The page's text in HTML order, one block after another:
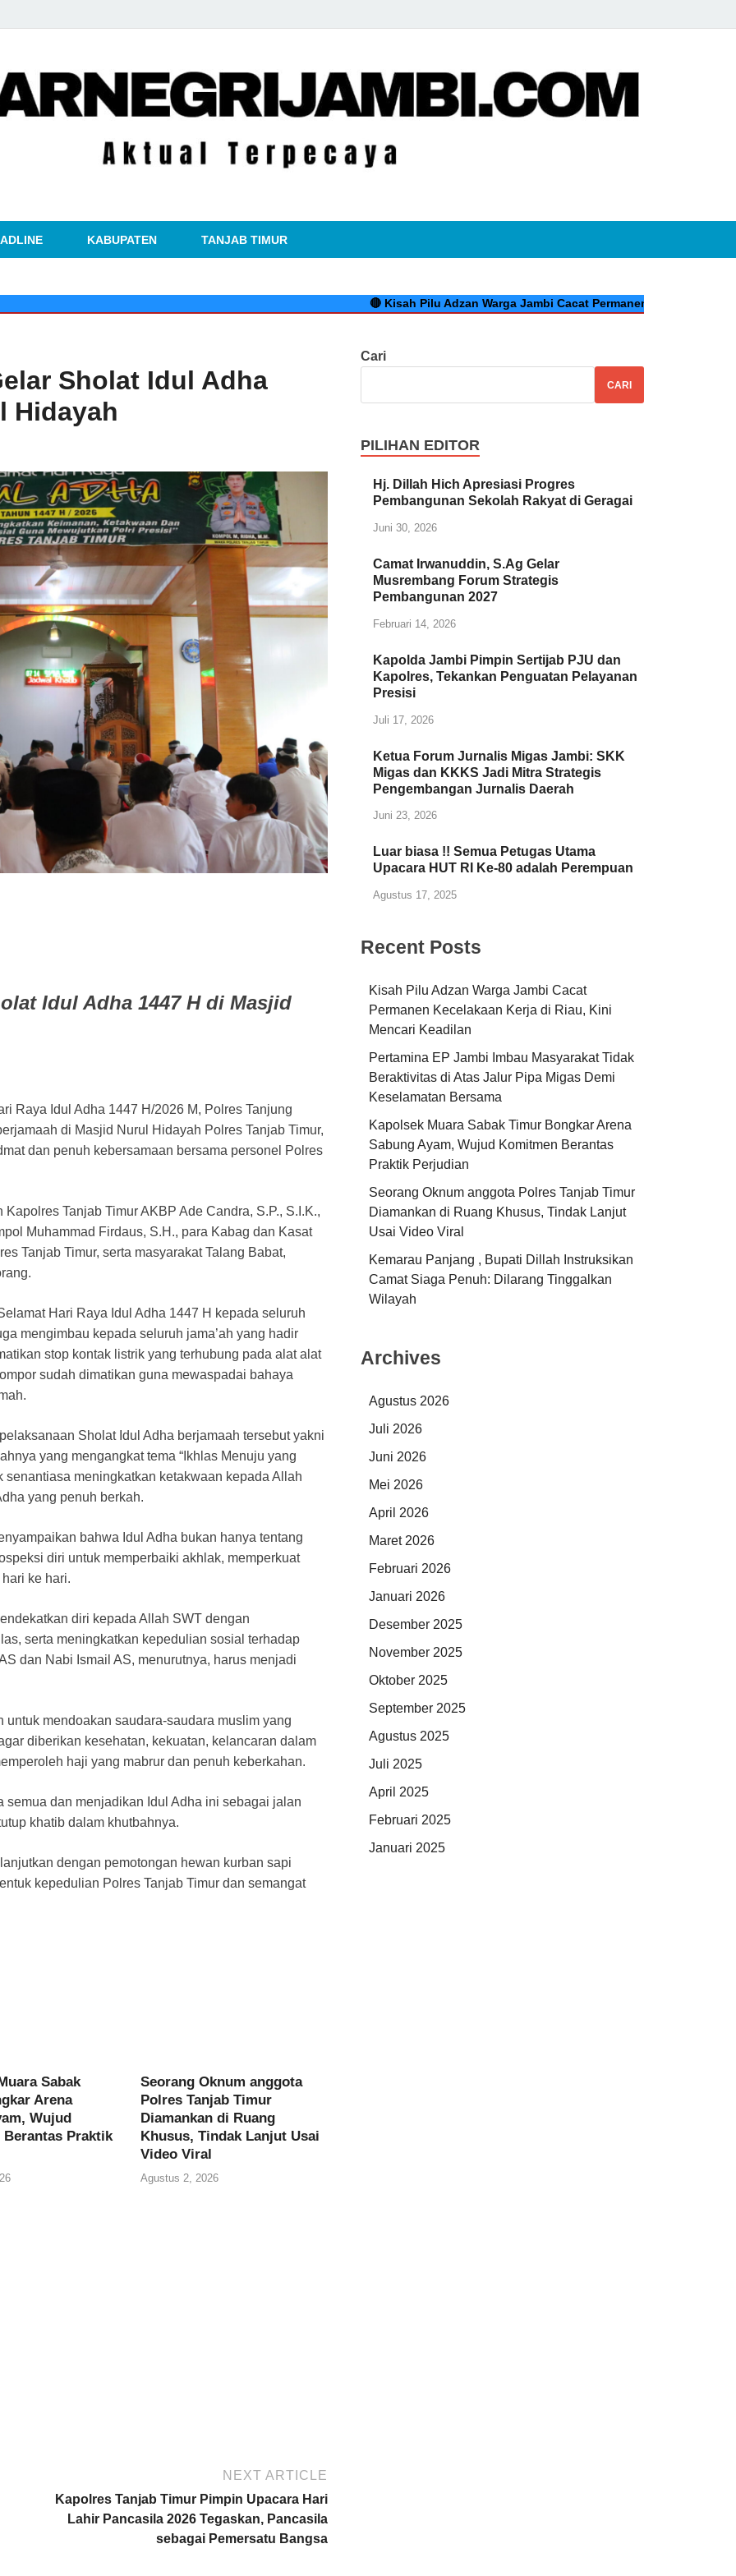
kabarnegrijambi.com
KABUPATEN TANJAB TIMUR
Kisah Pilu Adzan Warga Jambi Cacat Permanen Kecelakaan Kerja di
Sholat Idul Adha
Hidayah
Idul Adha 1447 H di Masjid
Raya Idul Adha 1447 H/2026 M, Polres Tanjung
di Masjid Nurul Hidayah Polres Tanjab Timur,
dan penuh kebersamaan bersama personel Polres
Tanjab Timur AKBP Ade Candra, S.P., S.I.K.,
Muhammad Firdaus, S.H., para Kabag dan Kasat
Tanjab Timur, serta masyarakat Talang Babat,
Hari Raya Idul Adha 1447 H kepada seluruh
mengimbau kepada seluruh jama’ah yang hadir
stop kontak listrik yang terhubung pada alat alat
sudah dimatikan guna mewaspadai bahaya
Sholat Idul Adha berjamaah tersebut yakni
yang mengangkat tema “Ikhlas Menuju yang
meningkatkan ketakwaan kepada Allah
yang penuh berkah.
bahwa Idul Adha bukan hanya tentang
diri untuk memperbaiki akhlak, memperkuat
ke hari.
diri kepada Allah SWT dengan
serta meningkatkan kepedulian sosial terhadap
dan Nabi Ismail AS, menurutnya, harus menjadi
mendoakan saudara-saudara muslim yang
diberikan kesehatan, kekuatan, kelancaran dalam
haji yang mabrur dan penuh keberkahan.
semua dan menjadikan Idul Adha ini sebagai jalan
khatib dalam khutbahnya.
dengan pemotongan hewan kurban sapi
kepedulian Polres Tanjab Timur dan semangat
Sabak
Arena
Wujud
Praktik
Seorang Oknum anggota
Polres Tanjab Timur
Diamankan di Ruang
Khusus, Tindak Lanjut Usai
Video Viral
Agustus 2, 2026
NEXT ARTICLE
Kapolres Tanjab Timur Pimpin Upacara Hari
Lahir Pancasila 2026 Tegaskan, Pancasila
sebagai Pemersatu Bangsa
Cari
CARI
PILIHAN EDITOR
Hj. Dillah Hich Apresiasi Progres
Pembangunan Sekolah Rakyat di Geragai
Juni 30, 2026
Camat Irwanuddin, S.Ag Gelar
Musrembang Forum Strategis
Pembangunan 2027
Februari 14, 2026
Kapolda Jambi Pimpin Sertijab PJU dan
Kapolres, Tekankan Penguatan Pelayanan
Presisi
Juli 17, 2026
Ketua Forum Jurnalis Migas Jambi: SKK
Migas dan KKKS Jadi Mitra Strategis
Pengembangan Jurnalis Daerah
Juni 23, 2026
Luar biasa !! Semua Petugas Utama
Upacara HUT RI Ke-80 adalah Perempuan
Agustus 17, 2025
Recent Posts
Kisah Pilu Adzan Warga Jambi Cacat
Permanen Kecelakaan Kerja di Riau, Kini
Mencari Keadilan
Pertamina EP Jambi Imbau Masyarakat Tidak
Beraktivitas di Atas Jalur Pipa Migas Demi
Keselamatan Bersama
Kapolsek Muara Sabak Timur Bongkar Arena
Sabung Ayam, Wujud Komitmen Berantas
Praktik Perjudian
Seorang Oknum anggota Polres Tanjab Timur
Diamankan di Ruang Khusus, Tindak Lanjut
Usai Video Viral
Kemarau Panjang , Bupati Dillah Instruksikan
Camat Siaga Penuh: Dilarang Tinggalkan
Wilayah
Archives
Agustus 2026
Juli 2026
Juni 2026
Mei 2026
April 2026
Maret 2026
Februari 2026
Januari 2026
Desember 2025
November 2025
Oktober 2025
September 2025
Agustus 2025
Juli 2025
April 2025
Februari 2025
Januari 2025